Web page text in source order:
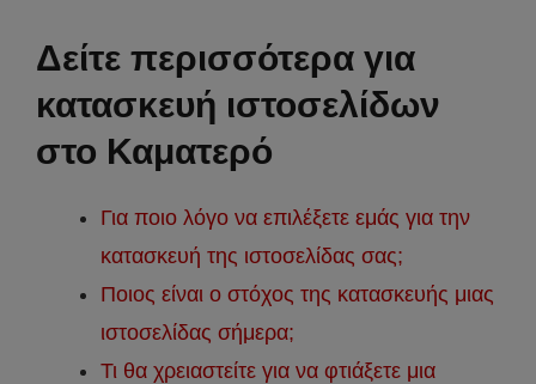
Δείτε περισσότερα για
κατασκευή ιστοσελίδων
στο Καματερό
Για ποιο λόγο να επιλέξετε εμάς για την
κατασκευή της ιστοσελίδας σας;
Ποιος είναι ο στόχος της κατασκευής μιας
ιστοσελίδας σήμερα;
Τι θα χρειαστείτε για να φτιάξετε μια